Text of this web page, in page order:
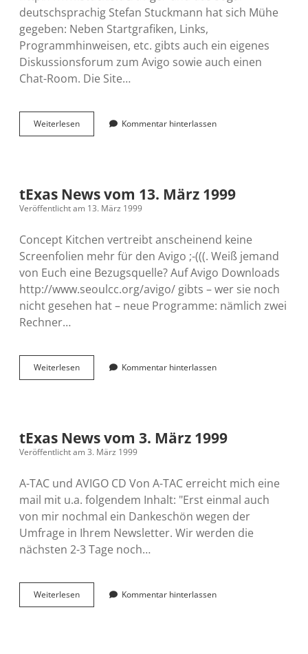
deutschsprachig Stefan Stuckmann hat sich Mühe
gegeben: Neben Startgrafiken, Links,
Programmhinweisen, etc. gibts auch ein eigenes
Diskussionsforum zum Avigo sowie auch einen
Chat-Room. Die Site…
WeiterlesentExas
News
Kommentar hinterlassen
tExas News vom 13. März 1999
Veröffentlicht am 13. März 1999
Concept Kitchen vertreibt anscheinend keine
Screenfolien mehr für den Avigo ;-(((. Weiß jemand
von Euch eine Bezugsquelle? Auf Avigo Downloads
http://www.seoulcc.org/avigo/ gibts – wer sie noch
nicht gesehen hat – neue Programme: nämlich zwei
Rechner…
WeiterlesentExas
News
Kommentar hinterlassen
tExas News vom 3. März 1999
Veröffentlicht am 3. März 1999
A-TAC und AVIGO CD Von A-TAC erreicht mich eine
mail mit u.a. folgendem Inhalt: "Erst einmal auch
von mir nochmal ein Dankeschön wegen der
Umfrage in Ihrem Newsletter. Wir werden die
nächsten 2-3 Tage noch…
WeiterlesentExas
News
Kommentar hinterlassen